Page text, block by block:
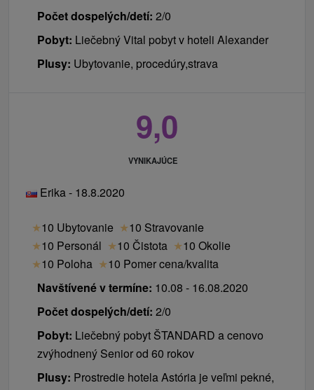
Počet dospelých/detí: 2/0
Pobyt: Liečebný Vital pobyt v hoteli Alexander
Plusy: Ubytovanie, procedúry,strava
9,0
VYNIKAJÚCE
Erika - 18.8.2020
★10 Ubytovanie ★10 Stravovanie
★10 Personál ★10 Čistota ★10 Okolie
★10 Poloha ★10 Pomer cena/kvalita
Navštívené v termíne: 10.08 - 16.08.2020
Počet dospelých/detí: 2/0
Pobyt: Liečebný pobyt ŠTANDARD a cenovo
zvýhodnený Senior od 60 rokov
Plusy: Prostredie hotela Astória je veľmi pekné,